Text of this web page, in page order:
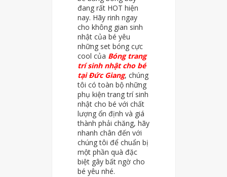
đang rất HOT hiện
nay. Hãy rinh ngay
cho không gian sinh
nhật của bé yêu
những set bóng cực
cool của Bóng trang
trí sinh nhật cho bé
tại Đức Giang, chúng
tôi có toàn bộ những
phụ kiện trang trí sinh
nhật cho bé với chất
lượng ổn định và giá
thành phải chăng, hãy
nhanh chân đến với
chúng tôi để chuẩn bị
một phần quà đặc
biệt gây bất ngờ cho
bé yêu nhé.